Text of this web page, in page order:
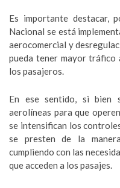
Es importante destacar,
Nacional se está
aerocomercial y
pueda tener mayor tráfico
los pasajeros.
En ese sentido, si bien
aerolíneas para que
se intensifican los
se presten de la
cumpliendo con las
que acceden a los pasajes.